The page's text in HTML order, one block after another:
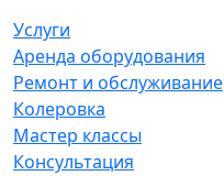
Услуги
Аренда оборудования
Ремонт и обслуживание
Колеровка
Мастер классы
Консультация